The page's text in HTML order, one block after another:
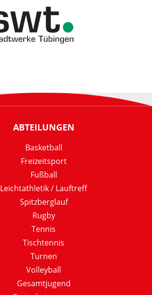
ABTEILUNGEN
Basketball
Freizeitsport
Fußball
Leichtathletik / Lauftreff
Spitzberglauf
Rugby
Tennis
Tischtennis
Turnen
Volleyball
Gesamtjugend